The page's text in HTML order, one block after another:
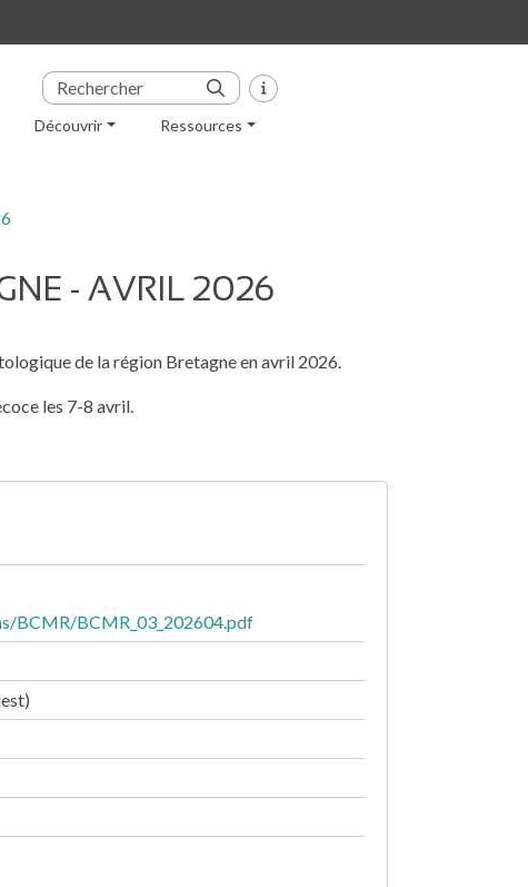
Découvrir Ressources
- AVRIL 2026
de la région Bretagne en avril 2026.
les 7-8 avril.
BCMR/BCMR_03_202604.pdf